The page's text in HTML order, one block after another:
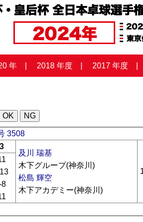
年 2018 年度 2017 年度
3508
及川 瑞基
木下グループ(神奈川)
松島 輝空
木下アカデミー(神奈川)
8